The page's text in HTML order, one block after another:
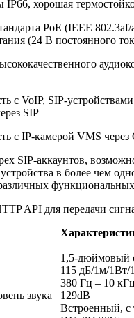
IP66, хорошая
PoE (IEEE
(24 В постоянного
с VoIP, SIP-
SIP
с IP-камерой VMS
SIP-аккаунтов,
в более чем
API для передачи
1,5-дюймовый
115 дБ/1м/1Вт/
380 Гц – 10 кГц
звука
129dB
Встроенный, с